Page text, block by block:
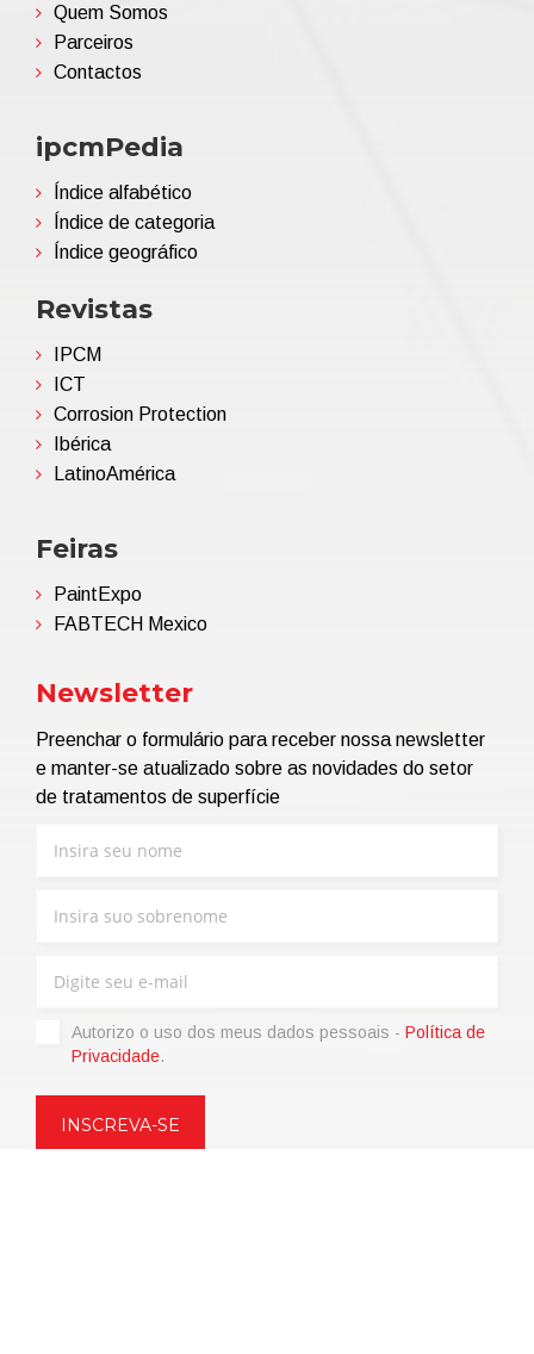
Quem Somos
Parceiros
Contactos
ipcmPedia
Índice alfabético
Índice de categoria
Índice geográfico
Revistas
IPCM
ICT
Corrosion Protection
Ibérica
LatinoAmérica
Feiras
PaintExpo
FABTECH Mexico
Newsletter
Preenchar o formulário para receber nossa newsletter
e manter-se atualizado sobre as novidades do setor
de tratamentos de superfície
Autorizo ​​o uso dos meus dados pessoais - Política de
Privacidade.